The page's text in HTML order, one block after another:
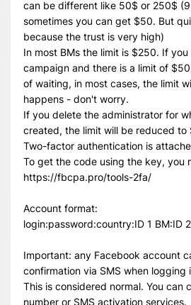
can be different like 50$ or 250$
sometimes you can get $50. But
because the trust is very high)
In most BMs the limit is $250. If
campaign and there is a limit of
of waiting, in most cases, the limit
happens - don't worry.
If you delete the administrator for
created, the limit will be reduced to
Two-factor authentication is
To get the code using the key, you
https://fbcpa.pro/tools-2fa/
Account format:
login:password:country:ID 1 BM:ID
Important: any Facebook account
confirmation via SMS when logging
This is considered normal. You can
number or SMS activation services.
Всего позиций в корзине
Сумма к оплате (без скидок)